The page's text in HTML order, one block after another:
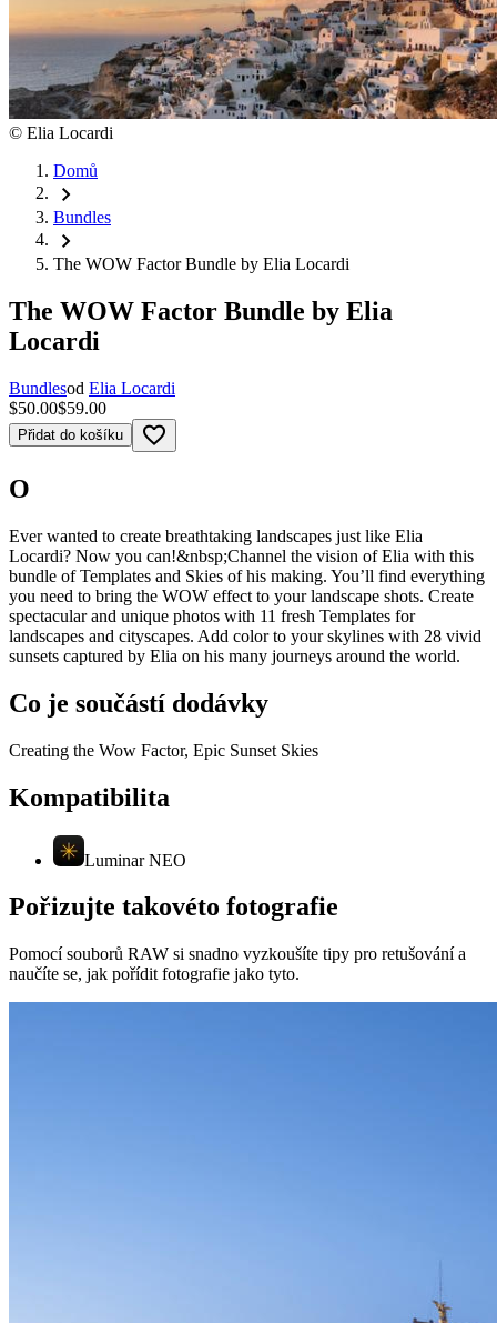
© Elia Locardi
Domů
chevron_right
Bundles
chevron_right
The WOW Factor Bundle by Elia Locardi
The WOW Factor Bundle by Elia
Locardi
Bundlesod Elia Locardi
$50.00$59.00
Přidat do košíku favorite_border
O
Ever wanted to create breathtaking landscapes just like Elia
Locardi? Now you can!&nbsp;Channel the vision of Elia with this
bundle of Templates and Skies of his making. You’ll find everything
you need to bring the WOW effect to your landscape shots. Create
spectacular and unique photos with 11 fresh Templates for
landscapes and cityscapes. Add color to your skylines with 28 vivid
sunsets captured by Elia on his many journeys around the world.
Co je součástí dodávky
Creating the Wow Factor, Epic Sunset Skies
Kompatibilita
Luminar NEO
Pořizujte takovéto fotografie
Pomocí souborů RAW si snadno vyzkoušíte tipy pro retušování a
naučíte se, jak pořídit fotografie jako tyto.